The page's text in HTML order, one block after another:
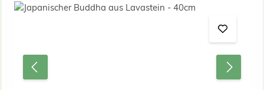
Bildergalerie überspringen